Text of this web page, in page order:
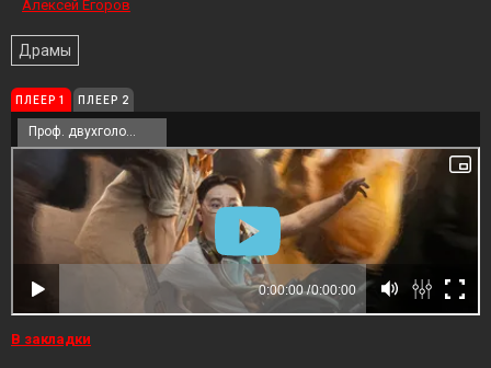
Алексей Егоров
Драмы
ПЛЕЕР 1 ПЛЕЕР 2
Проф. двухголосый
В закладки